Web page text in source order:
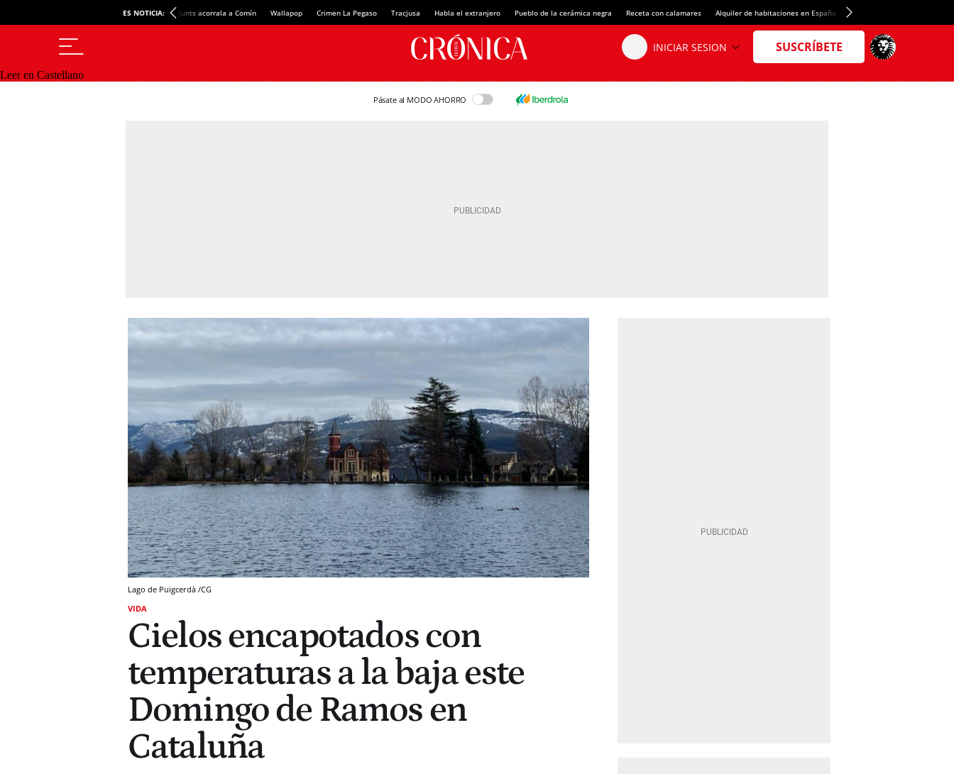
ES NOTICIA: Junts acorrala a Comín Wallapop Crimen La Pegaso Tracjusa Habla el extranjero Pueblo de la cerámica negra Receta con calamares Alquiler de habitaciones en España Crédito del Spotify Camp Nou
Leer en Castellano
Pásate al MODO AHORRO
Lago de Puigcerdà /CG
VIDA
Cielos encapotados con
temperaturas a la baja este
Domingo de Ramos en
Cataluña